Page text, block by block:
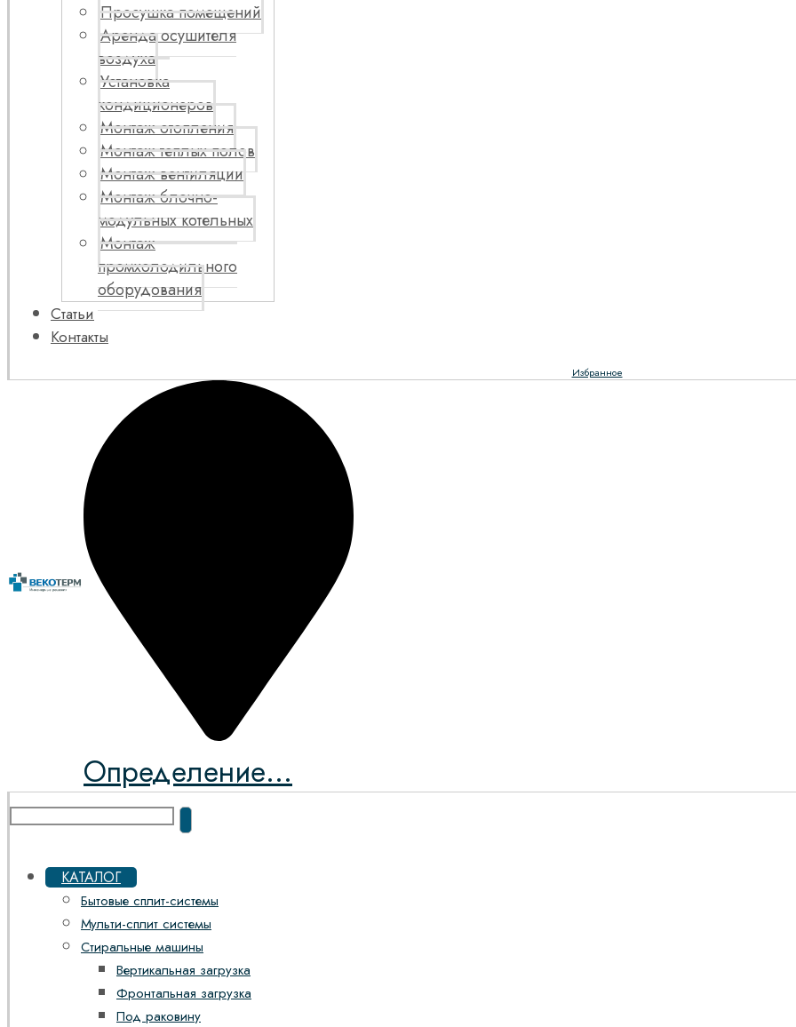
Просушка помещений
Аренда осушителя
воздуха
Установка
кондиционеров
Монтаж отопления
Монтаж теплых полов
Монтаж вентиляции
Монтаж блочно-
модульных котельных
Монтаж
промхолодильного
оборудования
Статьи
Контакты
Избранное
Определение...
КАТАЛОГ
Бытовые сплит-системы
Мульти-сплит системы
Стиральные машины
Вертикальная загрузка
Фронтальная загрузка
Под раковину